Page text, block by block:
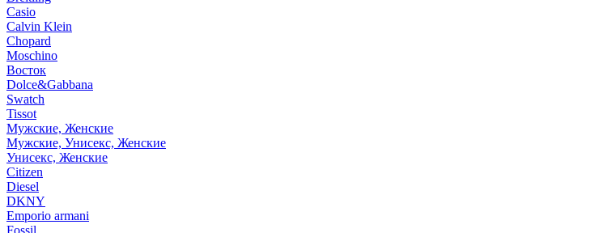
Casio
Calvin Klein
Chopard
Moschino
Восток
Dolce&Gabbana
Swatch
Tissot
Мужские, Женские
Мужские, Унисекс, Женские
Унисекс, Женские
Citizen
Diesel
DKNY
Emporio armani
Fossil